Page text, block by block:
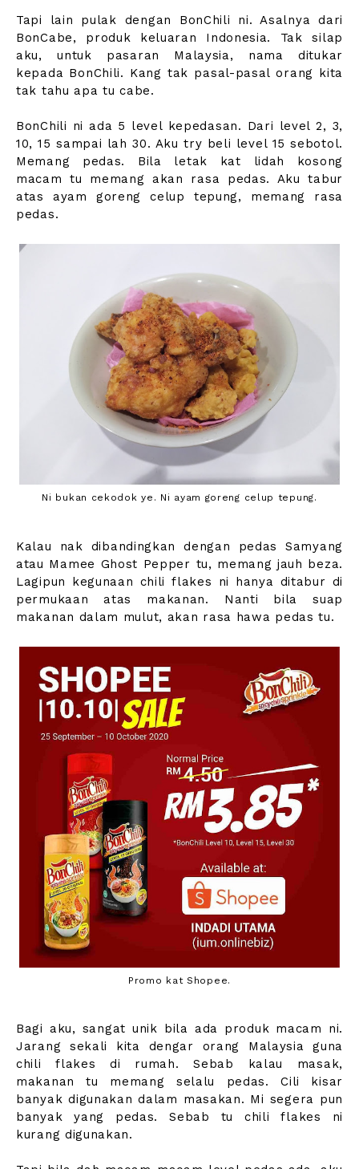
Tapi lain pulak dengan BonChili ni. Asalnya dari
BonCabe, produk keluaran Indonesia. Tak silap
aku, untuk pasaran Malaysia, nama ditukar
kepada BonChili. Kang tak pasal-pasal orang kita
tak tahu apa tu cabe.
BonChili ni ada 5 level kepedasan. Dari level 2, 3,
10, 15 sampai lah 30. Aku try beli level 15 sebotol.
Memang pedas. Bila letak kat lidah kosong
macam tu memang akan rasa pedas. Aku tabur
atas ayam goreng celup tepung, memang rasa
pedas.
Ni bukan cekodok ye. Ni ayam goreng celup tepung.
Kalau nak dibandingkan dengan pedas Samyang
atau Mamee Ghost Pepper tu, memang jauh beza.
Lagipun kegunaan chili flakes ni hanya ditabur di
permukaan atas makanan. Nanti bila suap
makanan dalam mulut, akan rasa hawa pedas tu.
Promo kat Shopee.
Bagi aku, sangat unik bila ada produk macam ni.
Jarang sekali kita dengar orang Malaysia guna
chili flakes di rumah. Sebab kalau masak,
makanan tu memang selalu pedas. Cili kisar
banyak digunakan dalam masakan. Mi segera pun
banyak yang pedas. Sebab tu chili flakes ni
kurang digunakan.